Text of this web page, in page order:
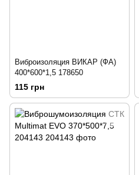
Виброизоляция ВИКАР (ФА)
400*600*1,5 178650
115 грн